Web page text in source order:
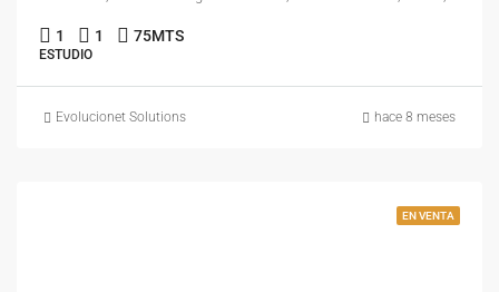
1 1 75MTS
ESTUDIO
Evolucionet Solutions hace 8 meses
EN VENTA